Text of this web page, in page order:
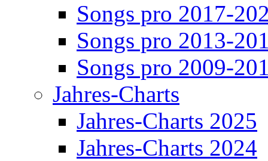
Songs pro 2017-
Songs pro 2013-
Songs pro 2009-
Jahres-Charts
Jahres-Charts 2025
Jahres-Charts 2024